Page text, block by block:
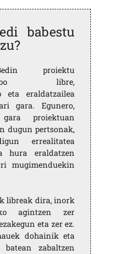
babestu
proiektu
libre,
eta eraldatzailea
gara. Egunero,
proiektuan
dugun pertsonak,
errealitatea
hura eraldatzen
mugimenduekin
libreak dira, inork
agintzen zer
eta zer ez.
dohainik eta
zabaltzen